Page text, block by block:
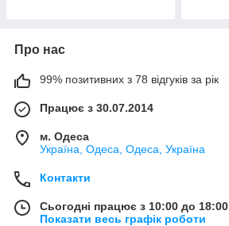
Про нас
99% позитивних з 78 відгуків за рік
Працює з 30.07.2014
м. Одеса
Україна, Одеса, Одеса, Україна
Контакти
Сьогодні працює з 10:00 до 18:00
Показати весь графік роботи